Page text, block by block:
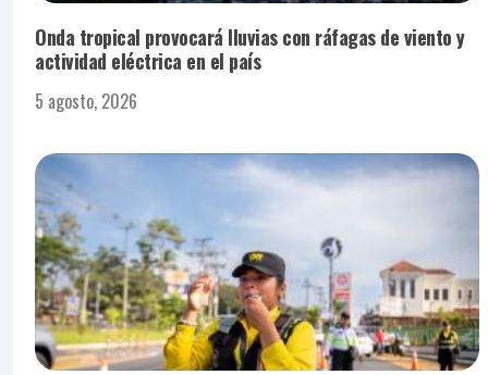
Onda tropical provocará lluvias con ráfagas de viento y
actividad eléctrica en el país
5 agosto, 2026